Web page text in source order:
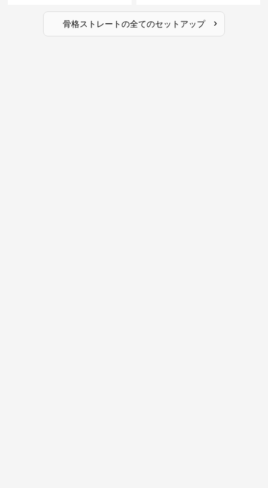
骨格ストレートの全てのセットアップ ›